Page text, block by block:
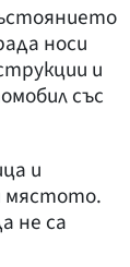
носи
и
със
и
мястото.
не са